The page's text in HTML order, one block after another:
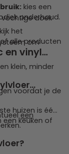
kies een
onderhoud.
het
alle producten
vochtige doek
om
klein, minder
voordat je de
een
en vinyl
huizen is één
een keuken of